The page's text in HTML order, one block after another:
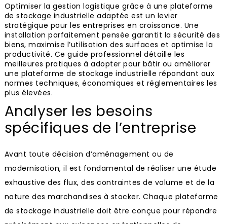
Optimiser la gestion logistique grâce à une plateforme
de stockage industrielle adaptée est un levier
stratégique pour les entreprises en croissance. Une
installation parfaitement pensée garantit la sécurité des
biens, maximise l’utilisation des surfaces et optimise la
productivité. Ce guide professionnel détaille les
meilleures pratiques à adopter pour bâtir ou améliorer
une plateforme de stockage industrielle répondant aux
normes techniques, économiques et réglementaires les
plus élevées.
Analyser les besoins
spécifiques de l’entreprise
Avant toute décision d’aménagement ou de
modernisation, il est fondamental de réaliser une étude
exhaustive des flux, des contraintes de volume et de la
nature des marchandises à stocker. Chaque plateforme
de stockage industrielle doit être conçue pour répondre